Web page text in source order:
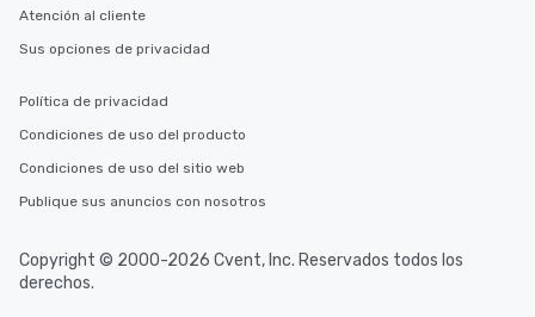
Atención al cliente
Sus opciones de privacidad
Política de privacidad
Condiciones de uso del producto
Condiciones de uso del sitio web
Publique sus anuncios con nosotros
Copyright © 2000-2026 Cvent, Inc. Reservados todos los
derechos.